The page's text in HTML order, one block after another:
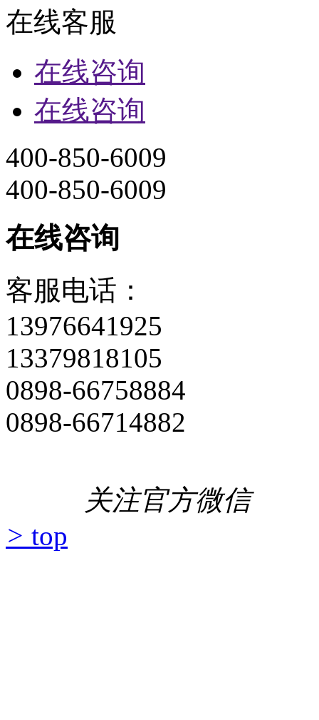
在线客服
在线咨询
在线咨询
400-850-6009
400-850-6009
在线咨询
客服电话：
13976641925
13379818105
0898-66758884
0898-66714882
关注官方微信
> top